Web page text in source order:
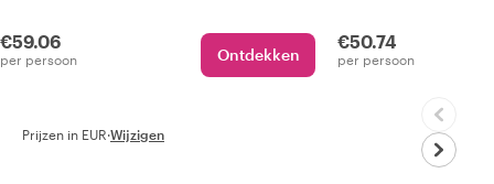
€59.06
per persoon Ontdekken
€50.74
per persoon
Prijzen in EUR·Wijzigen